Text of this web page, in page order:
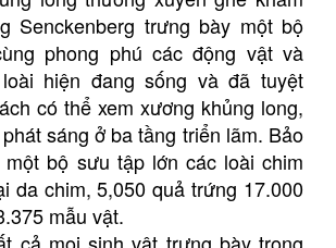
Senckenberg trưng bày một bộ
phong phú các động vật và
hiện đang sống và đã tuyệt
có thể xem xương khủng long,
sáng ở ba tầng triển lãm. Bảo
bộ sưu tập lớn các loài chim
da chim, 5,050 quả trứng 17.000
mẫu vật.